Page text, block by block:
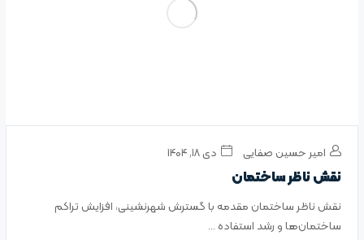
امیر حسین صفایی دی ۱۸, ۱۴۰۴
نقش ناظر ساختمان
نقش ناظر ساختمان مقدمه با گسترش شهرنشینی، افزایش تراکم
ساختمان‌ها و رشد استفاده ...